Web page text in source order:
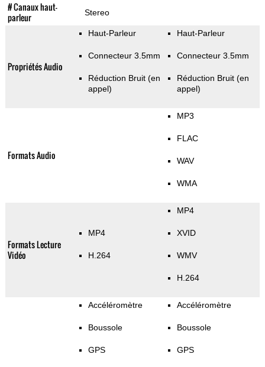
# Canaux haut-
parleur
Stereo
Propriétés Audio
Haut-Parleur
Connecteur 3.5mm
Réduction Bruit (en
appel)
Haut-Parleur
Connecteur 3.5mm
Réduction Bruit (en
appel)
Formats Audio
MP3
FLAC
WAV
WMA
Formats Lecture
Vidéo
MP4
H.264
MP4
XVID
WMV
H.264
Accéléromètre
Boussole
GPS
Accéléromètre
Boussole
GPS